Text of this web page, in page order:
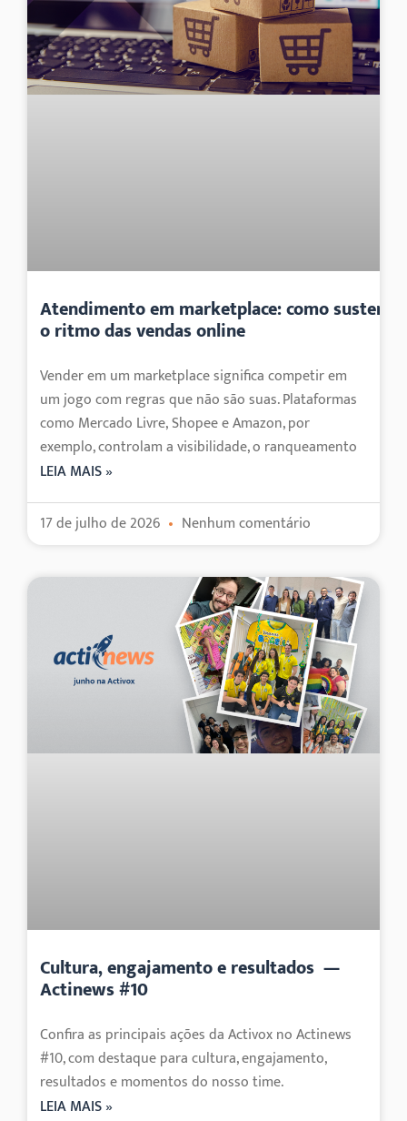
Atendimento em marketplace: como
o ritmo das vendas online
Vender em um marketplace significa competir em
um jogo com regras que não são suas. Plataformas
como Mercado Livre, Shopee e Amazon, por
exemplo, controlam a visibilidade, o ranqueamento
LEIA MAIS »
17 de julho de 2026 Nenhum comentário
Cultura, engajamento e resultados —
Actinews #10
Confira as principais ações da Activox no Actinews
#10, com destaque para cultura, engajamento,
resultados e momentos do nosso time.
LEIA MAIS »